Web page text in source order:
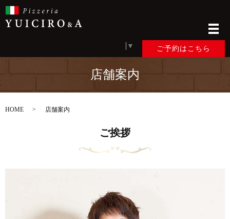
▼ ご予約はこちら
メ
店舗案内
HOME 店舗案内
ご挨拶